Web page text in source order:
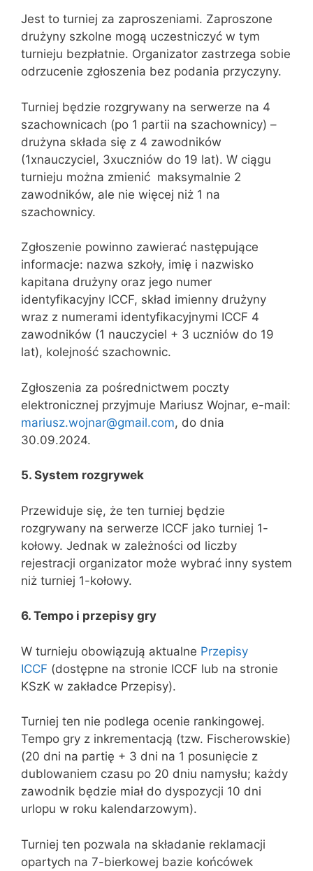
Jest to turniej za zaproszeniami. Zaproszone
drużyny szkolne mogą uczestniczyć w tym
turnieju bezpłatnie. Organizator zastrzega sobie
odrzucenie zgłoszenia bez podania przyczyny.
Turniej będzie rozgrywany na serwerze na 4
szachownicach (po 1 partii na szachownicy) –
drużyna składa się z 4 zawodników
(1xnauczyciel, 3xuczniów do 19 lat). W ciągu
turnieju można zmienić maksymalnie 2
zawodników, ale nie więcej niż 1 na
szachownicy.
Zgłoszenie powinno zawierać następujące
informacje: nazwa szkoły, imię i nazwisko
kapitana drużyny oraz jego numer
identyfikacyjny ICCF, skład imienny drużyny
wraz z numerami identyfikacyjnymi ICCF 4
zawodników (1 nauczyciel + 3 uczniów do 19
lat), kolejność szachownic.
Zgłoszenia za pośrednictwem poczty
elektronicznej przyjmuje Mariusz Wojnar, e-mail:
mariusz.wojnar@gmail.com, do dnia
30.09.2024.
5. System rozgrywek
Przewiduje się, że ten turniej będzie
rozgrywany na serwerze ICCF jako turniej 1-
kołowy. Jednak w zależności od liczby
rejestracji organizator może wybrać inny system
niż turniej 1-kołowy.
6. Tempo i przepisy gry
W turnieju obowiązują aktualne Przepisy
ICCF (dostępne na stronie ICCF lub na stronie
KSzK w zakładce Przepisy).
Turniej ten nie podlega ocenie rankingowej.
Tempo gry z inkrementacją (tzw. Fischerowskie)
(20 dni na partię + 3 dni na 1 posunięcie z
dublowaniem czasu po 20 dniu namysłu; każdy
zawodnik będzie miał do dyspozycji 10 dni
urlopu w roku kalendarzowym).
Turniej ten pozwala na składanie reklamacji
opartych na 7-bierkowej bazie końcówek